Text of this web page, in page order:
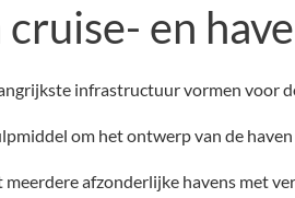
en
infrastructuur vormen voor
om het ontwerp van de
afzonderlijke havens met